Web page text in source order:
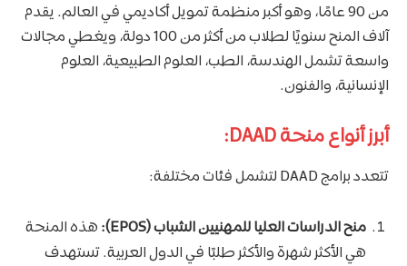
من 90 عامًا، وهو أكبر منظمة تمويل أكاديمي في العالم. يقدم
آلاف المنح سنويًا لطلاب من أكثر من 100 دولة، ويغطي مجالات
واسعة تشمل الهندسة، الطب، العلوم الطبيعية، العلوم
الإنسانية، والفنون.
أبرز أنواع منحة DAAD:
تتعدد برامج DAAD لتشمل فئات مختلفة:
منح الدراسات العليا للمهنيين الشباب(EPOS):
هذه المنحة
هي الأكثر شهرة والأكثر طلبًا في الدول العربية. تستهدف